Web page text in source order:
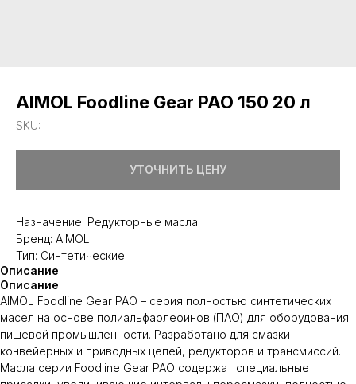
AIMOL Foodline Gear PAO 150 20 л
SKU:
УТОЧНИТЬ ЦЕНУ
Назначение: Редукторные масла
Бренд: AIMOL
Тип: Синтетические
Описание
Описание
AIMOL Foodline Gear PAO – серия полностью синтетических
масел на основе полиальфаолефинов (ПАО) для оборудования
пищевой промышленности. Разработано для смазки
конвейерных и приводных цепей, редукторов и трансмиссий.
Масла серии Foodline Gear PAO cодержат специальные